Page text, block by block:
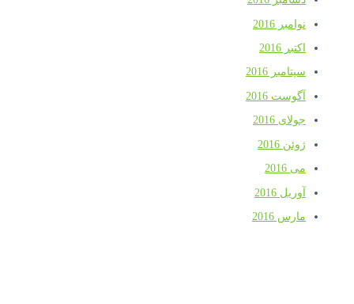
نوامبر 2016
اکتبر 2016
سپتامبر 2016
آگوست 2016
جولای 2016
ژوئن 2016
می 2016
آوریل 2016
مارس 2016